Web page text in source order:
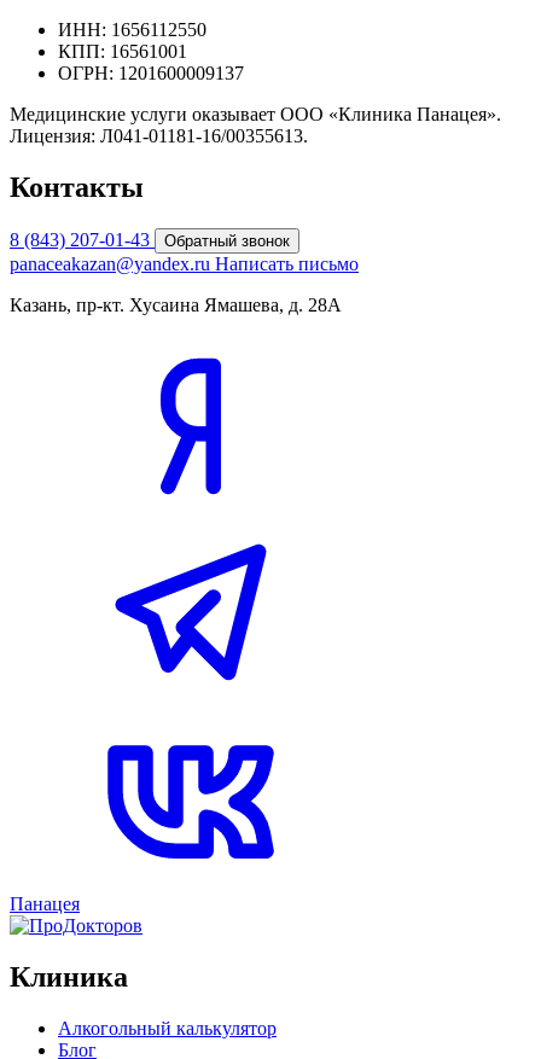
ИНН: 1656112550
КПП: 16561001
ОГРН: 1201600009137
Медицинские услуги оказывает ООО «Клиника Панацея».
Лицензия: Л041-01181-16/00355613.
Контакты
8 (843) 207-01-43 Обратный звонок
panaceakazan@yandex.ru Написать письмо
Казань, пр-кт. Хусаина Ямашева, д. 28А
Панацея
Клиника
Алкогольный калькулятор
Блог